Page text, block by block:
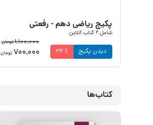
پکیج ریاضی دهم - رفعتی
شامل2کتاب آنلاین
36 ٪ دیدن پکیج
1,100,000تومان
700,000تومان
کتاب‌ها